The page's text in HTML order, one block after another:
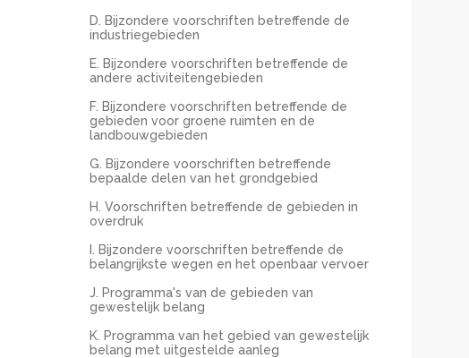
D. Bijzondere voorschriften betreffende de
industriegebieden
E. Bijzondere voorschriften betreffende de
andere activiteitengebieden
F. Bijzondere voorschriften betreffende de
gebieden voor groene ruimten en de
landbouwgebieden
G. Bijzondere voorschriften betreffende
bepaalde delen van het grondgebied
H. Voorschriften betreffende de gebieden in
overdruk
I. Bijzondere voorschriften betreffende de
belangrijkste wegen en het openbaar vervoer
J. Programma's van de gebieden van
gewestelijk belang
K. Programma van het gebied van gewestelijk
belang met uitgestelde aanleg